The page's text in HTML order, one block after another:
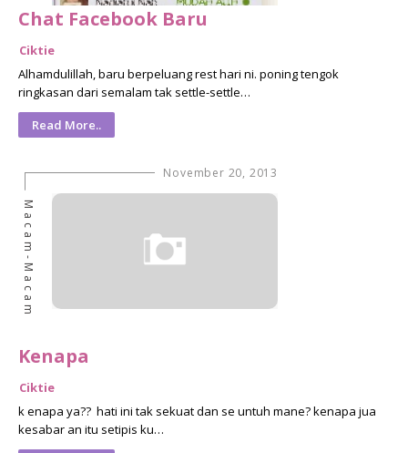
Chat Facebook Baru
Ciktie
Alhamdulillah, baru berpeluang rest hari ni. poning tengok
ringkasan dari semalam tak settle-settle…
Read More..
November 20, 2013
Macam-Macam
Kenapa
Ciktie
k enapa ya?? hati ini tak sekuat dan se untuh mane? kenapa jua
kesabar an itu setipis ku…